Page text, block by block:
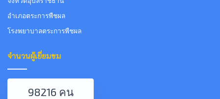
อำเภอตระการพืชผล
โรงพยาบาลตระการพืชผล
จำนวนผู้เยี่ยมชม
98216 คน